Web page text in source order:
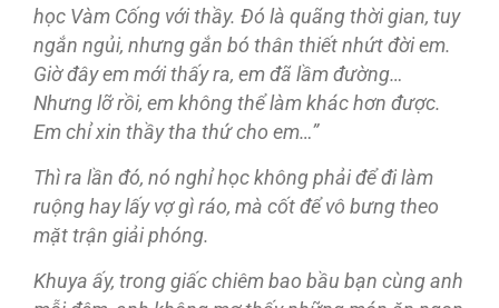
học Vàm Cống với thầy. Đó là quãng thời gian, tuy
ngắn ngủi, nhưng gắn bó thân thiết nhứt đời em.
Giờ đây em mới thấy ra, em đã lầm đường…
Nhưng lỡ rồi, em không thể làm khác hơn được.
Em chỉ xin thầy tha thứ cho em…”
Thì ra lần đó, nó nghỉ học không phải để đi làm
ruộng hay lấy vợ gì ráo, mà cốt để vô bưng theo
mặt trận giải phóng.
Khuya ấy, trong giấc chiêm bao bầu bạn cùng anh